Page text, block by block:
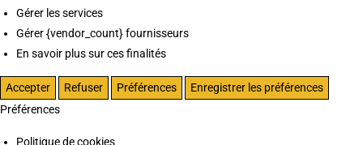
Gérer les services
Gérer {vendor_count} fournisseurs
En savoir plus sur ces finalités
Accepter Refuser Préférences
Enregistrer les préférences
Préférences
Politique de cookies